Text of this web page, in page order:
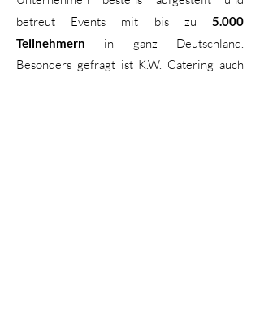
betreut Events mit bis zu 5.000
Teilnehmern in ganz Deutschland.
Besonders gefragt ist K.W. Catering auch